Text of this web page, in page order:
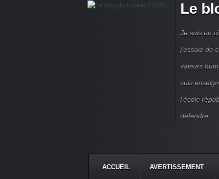
Le
Je suis un
j'essaie de
valeurs
suis
l’école
défendre
ACCUEIL AVERTISSEMENT